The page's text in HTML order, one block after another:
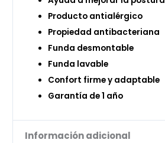
Producto antialérgico
Propiedad antibacteriana
Funda desmontable
Funda lavable
Confort firme y adaptable
Garantía de 1 año
Información adicional